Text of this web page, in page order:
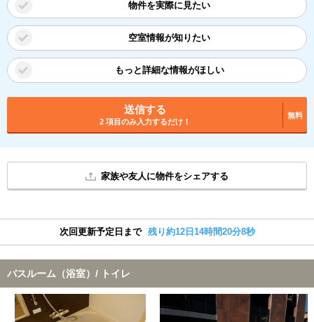
物件を実際に見たい
空室情報が知りたい
もっと詳細な情報がほしい
送信する
2 項目のみ入力するだけ！
無料
家族や友人に物件をシェアする
次回更新予定日まで 残り約12日14時間20分7秒
バスルーム（浴室）/ トイレ